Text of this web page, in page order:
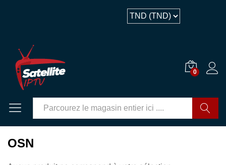
0
GO
OSN